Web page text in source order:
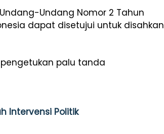
Undang Nomor 2 Tahun
dapat disetujui untuk disahkan
palu tanda
Intervensi Politik